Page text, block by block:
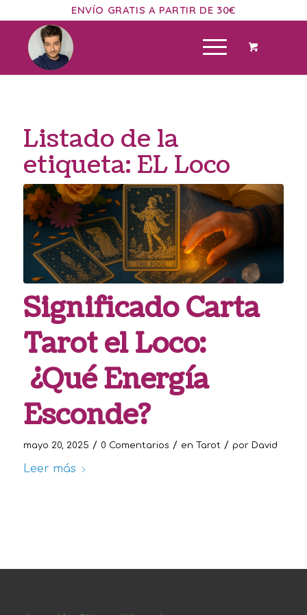
ENVÍO GRATIS A PARTIR DE 30€
Listado de la
etiqueta: EL Loco
Significado Carta
Tarot el Loco:
¿Qué Energía
Esconde?
mayo 20, 2025 / 0 Comentarios / en Tarot / por David
Leer más